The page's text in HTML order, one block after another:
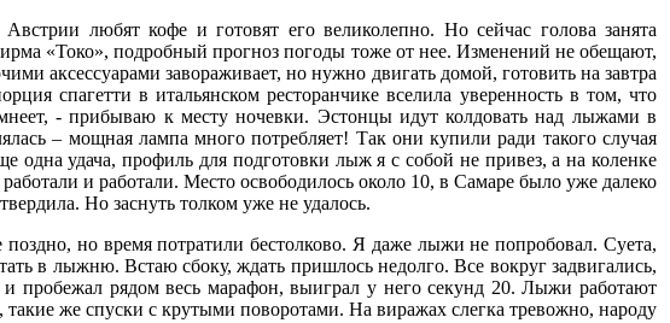
любят кофе и готовят его великолепно. Но сейчас голова занята
«Токо», подробный прогноз погоды тоже от нее. Изменений не обещают,
аксессуарами завораживает, но нужно двигать домой, готовить на завтра
спагетти в итальянском ресторанчике вселила уверенность в том, что
- прибываю к месту ночевки. Эстонцы идут колдовать над лыжами в
– мощная лампа много потребляет! Так они купили ради такого случая
удача, профиль для подготовки лыж я с собой не привез, а на коленке
и работали. Место освободилось около 10, в Самаре было уже далеко
Но заснуть толком уже не удалось.
но время потратили бестолково. Я даже лыжи не попробовал. Суета,
в лыжню. Встаю сбоку, ждать пришлось недолго. Все вокруг задвигались,
пробежал рядом весь марафон, выиграл у него секунд 20. Лыжи работают
же спуски с крутыми поворотами. На виражах слегка тревожно, народу